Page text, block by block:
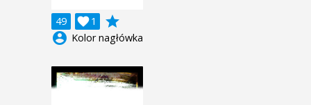
49 1

grade
account_circle Kolor nagłówka